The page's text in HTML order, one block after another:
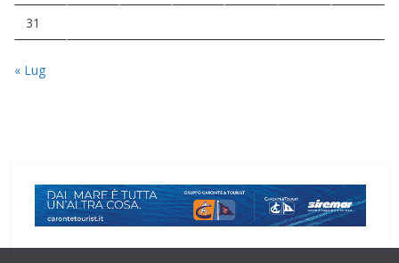
31
« Lug